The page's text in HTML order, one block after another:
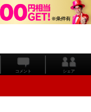
コメント シェア